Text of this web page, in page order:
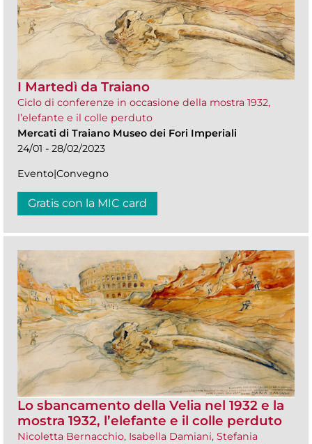
I Martedì da Traiano
Ciclo di conferenze in occasione della mostra 1932,
l’elefante e il colle perduto
Mercati di Traiano Museo dei Fori Imperiali
24/01 - 28/02/2023
Evento|Convegno
Gratis con la MIC card
Lo sbancamento della Velia nel 1932 e la
mostra 1932, l’elefante e il colle perduto
Nicoletta Bernacchio, Isabella Damiani, Stefania